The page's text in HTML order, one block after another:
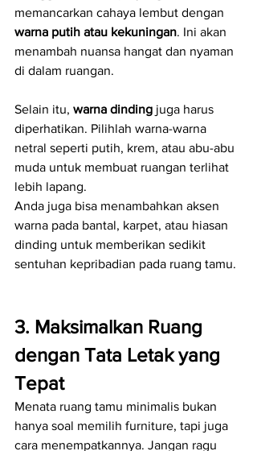
memancarkan cahaya lembut dengan
warna putih atau kekuningan. Ini akan
menambah nuansa hangat dan nyaman
di dalam ruangan.
Selain itu, warna dinding juga harus
diperhatikan. Pilihlah warna-warna
netral seperti putih, krem, atau abu-abu
muda untuk membuat ruangan terlihat
lebih lapang.
Anda juga bisa menambahkan aksen
warna pada bantal, karpet, atau hiasan
dinding untuk memberikan sedikit
sentuhan kepribadian pada ruang tamu.
3. Maksimalkan Ruang
dengan Tata Letak yang
Tepat
Menata ruang tamu minimalis bukan
hanya soal memilih furniture, tapi juga
cara menempatkannya. Jangan ragu